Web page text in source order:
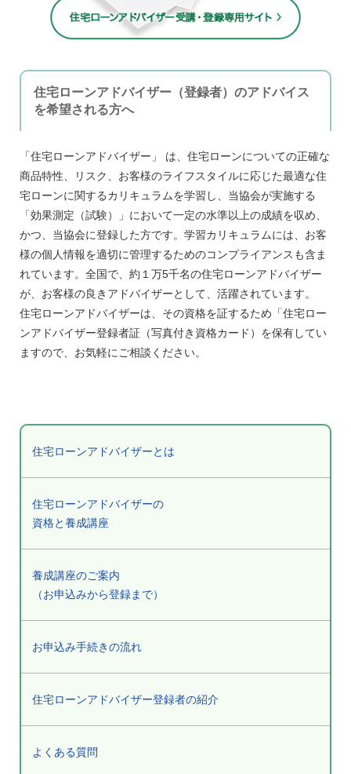
住宅ローンアドバイザー（登録者）のアドバイス
を希望される方へ
「住宅ローンアドバイザー」 は、住宅ローンについての正確な
商品特性、リスク、お客様のライフスタイルに応じた最適な住
宅ローンに関するカリキュラムを学習し、当協会が実施する
「効果測定（試験）」において一定の水準以上の成績を収め、
かつ、当協会に登録した方です。学習カリキュラムには、お客
様の個人情報を適切に管理するためのコンプライアンスも含ま
れています。全国で、約１万5千名の住宅ローンアドバイザー
が、お客様の良きアドバイザーとして、活躍されています。
住宅ローンアドバイザーは、その資格を証するため「住宅ロー
ンアドバイザー登録者証（写真付き資格カード）を保有してい
ますので、お気軽にご相談ください。
住宅ローンアドバイザーとは
住宅ローンアドバイザーの
資格と養成講座
養成講座のご案内
（お申込みから登録まで）
お申込み手続きの流れ
住宅ローンアドバイザー登録者の紹介
よくある質問